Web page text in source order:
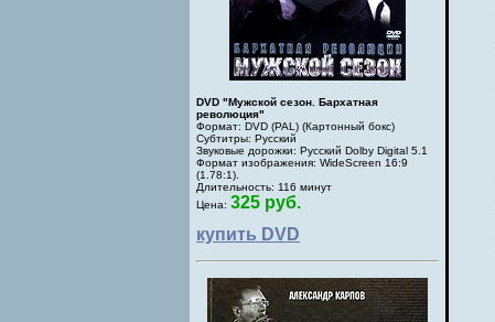
DVD "Мужской сезон. Бархатная
революция"
Формат: DVD (PAL) (Картонный бокс)
Субтитры: Русский
Звуковые дорожки: Русский Dolby Digital 5.1
Формат изображения: WideScreen 16:9
(1.78:1).
Длительность: 116 минут
Цена: 325 руб.
купить DVD